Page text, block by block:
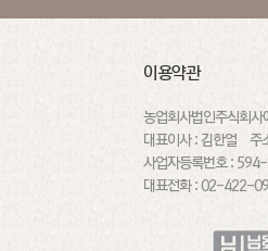
이용약관
농업회사법인주식회사
대표이사 : 김한얼 주
사업자등록번호 :
대표전화 : 02-422-